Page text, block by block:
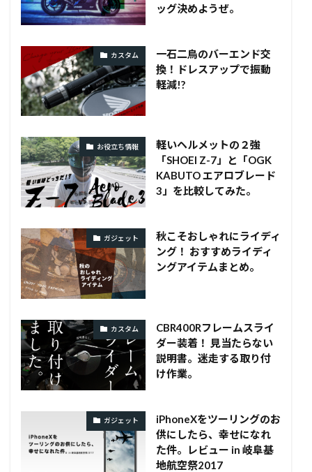
ッグ決めようぜ。
カスタム
一石二鳥のバーエンド交
換！ドレスアップで振動
軽減!?
お役立ち情報
軽いヘルメットの２強
「SHOEI Z-7」と「OGK
KABUTO エアロブレード
3」を比較してみた。
ガジェット
秋こそおしゃれにライディ
ング！ おすすめライディ
ングアイテムまとめ。
カスタム
CBR400Rフレームスライ
ダー装着！ 見当たらない
説明書。迷走する取り付
け作業。
ガジェット
iPhoneXをツーリングのお
供にしたら、幸せになれ
た件。レビュー in 岐阜基
地航空祭2017